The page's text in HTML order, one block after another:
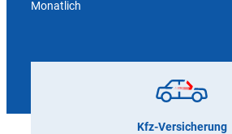
Monatlich
Kfz-Versicherung